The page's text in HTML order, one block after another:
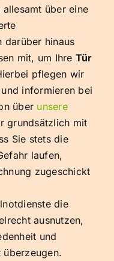
über eine
darüber hinaus
mit, um Ihre Tür
pflegen wir
informieren bei
über unsere
grundsätzlich mit
Sie stets die
laufen,
zugeschickt
die
ausnutzen,
und